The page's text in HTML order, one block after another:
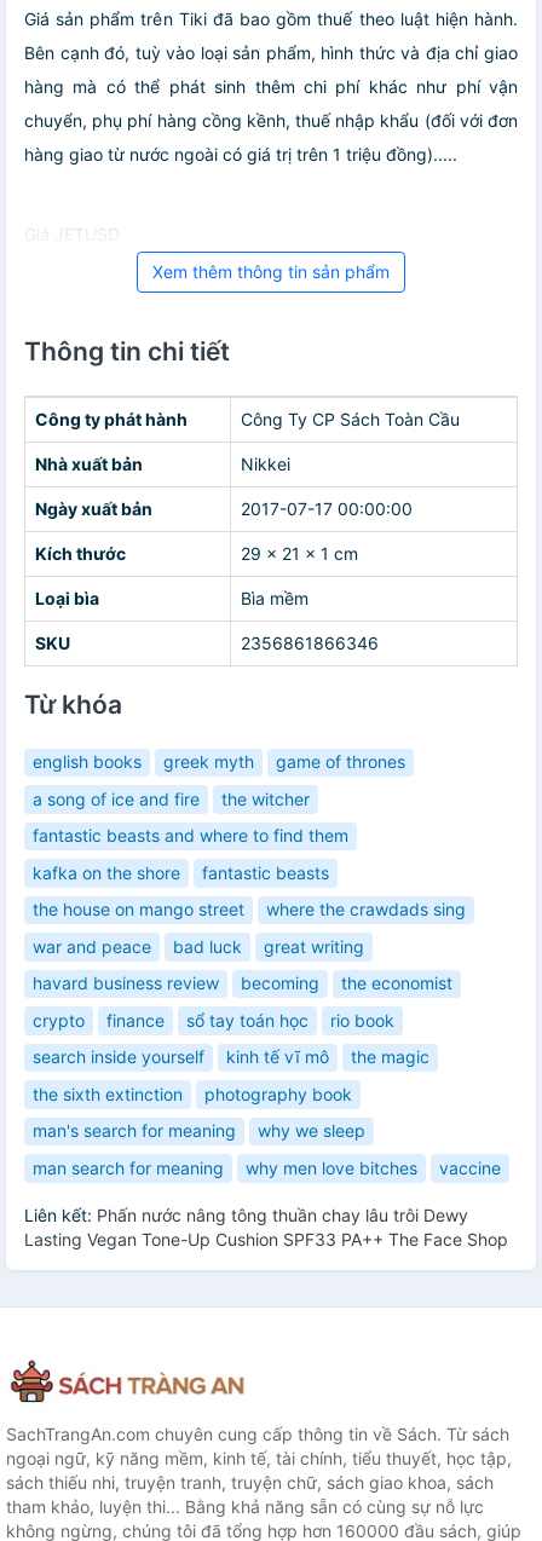
Giá sản phẩm trên Tiki đã bao gồm thuế theo luật hiện hành.
Bên cạnh đó, tuỳ vào loại sản phẩm, hình thức và địa chỉ giao
hàng mà có thể phát sinh thêm chi phí khác như phí vận
chuyển, phụ phí hàng cồng kềnh, thuế nhập khẩu (đối với đơn
hàng giao từ nước ngoài có giá trị trên 1 triệu đồng).....
Giá JETUSD
Xem thêm thông tin sản phẩm
Thông tin chi tiết
Công ty phát hành Công Ty CP Sách Toàn Cầu
Nhà xuất bản Nikkei
Ngày xuất bản 2017-07-17 00:00:00
Kích thước 29 x 21 x 1 cm
Loại bìa Bìa mềm
SKU 2356861866346
Từ khóa
english books greek myth
game of thrones
a song of ice and fire
the witcher
fantastic beasts and where to find them
kafka on the shore
fantastic beasts
the house on mango street
where the crawdads sing
war and peace
bad luck
great writing
havard business review
becoming
the economist
crypto
finance sổ tay toán học
rio book
search inside yourself
kinh tế vĩ mô
the magic
the sixth extinction
photography book
man's search for meaning
why we sleep
man search for meaning
why men love bitches vaccine
Liên kết: Phấn nước nâng tông thuần chay lâu trôi Dewy
Lasting Vegan Tone-Up Cushion SPF33 PA++ The Face Shop
SachTrangAn.com chuyên cung cấp thông tin về Sách. Từ sách
ngoại ngữ, kỹ năng mềm, kinh tế, tài chính, tiểu thuyết, học tập,
sách thiếu nhi, truyện tranh, truyện chữ, sách giao khoa, sách
tham khảo, luyện thi... Bằng khả năng sẵn có cùng sự nỗ lực
không ngừng, chúng tôi đã tổng hợp hơn 160000 đầu sách, giúp